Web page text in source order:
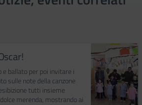
e ballato per poi invitare i
sulle note della canzone
tutti insieme
merenda, mostrando ai